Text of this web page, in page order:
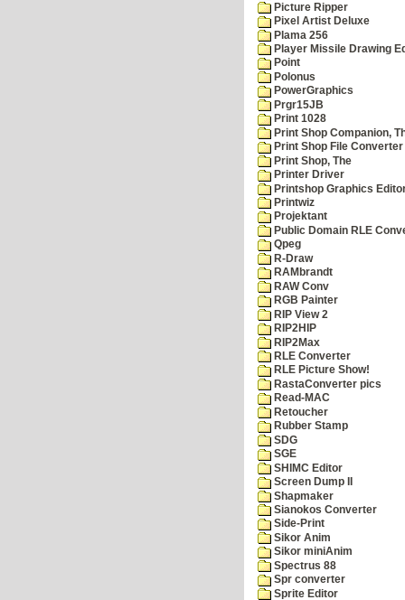
Picture Ripper
Pixel Artist Deluxe
Plama 256
Player Missile Drawing
Point
Polonus
PowerGraphics
Prgr15JB
Print 1028
Print Shop Companion,
Print Shop File Converter
Print Shop, The
Printer Driver
Printshop Graphics
Printwiz
Projektant
Public Domain RLE
Qpeg
R-Draw
RAMbrandt
RAW Conv
RGB Painter
RIP View 2
RIP2HIP
RIP2Max
RLE Converter
RLE Picture Show!
RastaConverter pics
Read-MAC
Retoucher
Rubber Stamp
SDG
SGE
SHIMC Editor
Screen Dump II
Shapmaker
Sianokos Converter
Side-Print
Sikor Anim
Sikor miniAnim
Spectrus 88
Spr converter
Sprite Editor